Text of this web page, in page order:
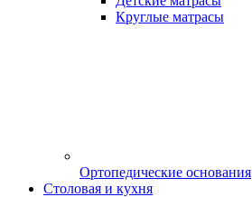
Круглые матрасы
Ортопедические основания
Столовая и кухня